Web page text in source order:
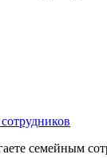
семейным